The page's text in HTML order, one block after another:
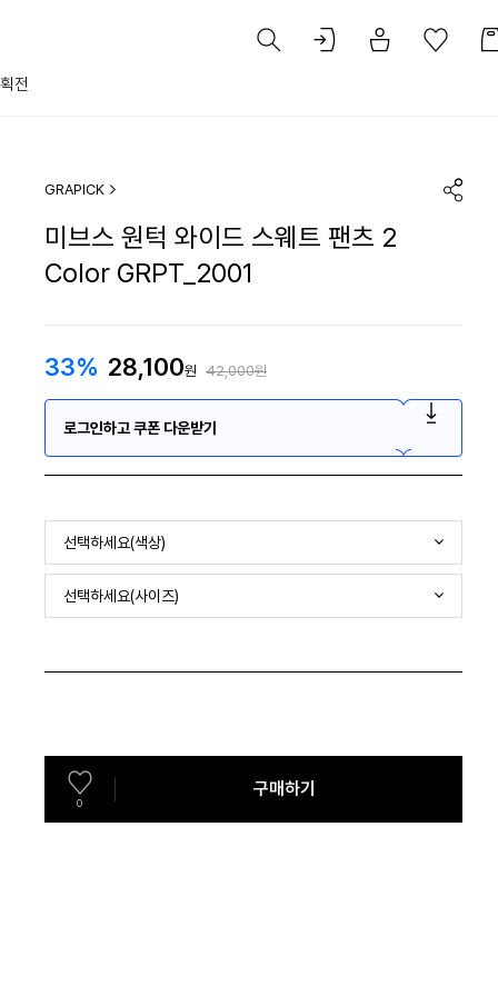
전
GRAPICK
미브스 원턱 와이드 스웨트 팬츠 2
Color GRPT_2001
33% 28,100원 42,000원
로그인하고 쿠폰 다운받기
선택하세요(색상)
선택하세요(사이즈)
0
구매하기